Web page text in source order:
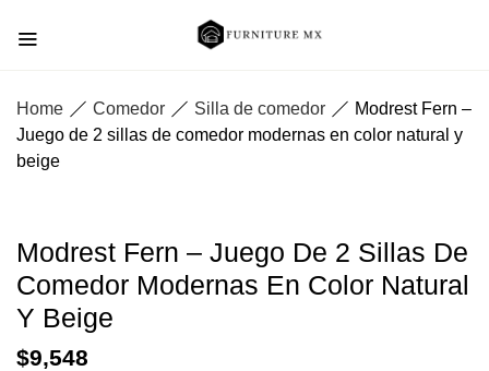
Home Comedor Silla de comedor
Modrest Fern –
Juego de 2 sillas de comedor modernas en color natural y
beige
Modrest Fern – Juego De 2 Sillas De
Comedor Modernas En Color Natural
Y Beige
$9,548